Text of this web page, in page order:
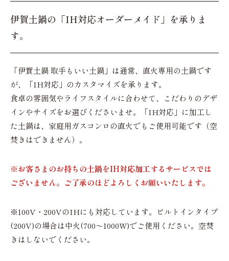
伊賀土鍋の「IH対応オーダーメイド」を承りま
す。
「伊賀土鍋 取手もいい土鍋」は通常、直火専用の土鍋です
が、「IH対応」のカスタマイズを承ります。
食卓の雰囲気やライフスタイルに合わせて、こだわりのデザ
インやサイズをお選びくださいませ。「IH対応」に加工し
た土鍋は、家庭用ガスコンロの直火でもご使用可能です（空
焚きはできません）。
※お客さまのお持ちの土鍋をIH対応加工するサービスでは
ございません。ご了承のほどよろしくお願いいたします。
※100V・200VのIHにも対応しています。ビルトインタイプ
(200V)の場合は中火(700～1000W)でご使用ください。空焚
きはしないでください。